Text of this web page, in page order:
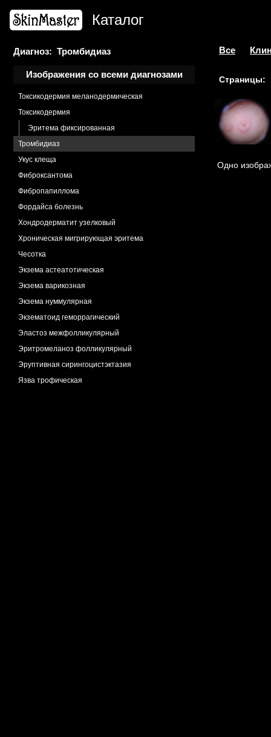
Каталог
Диагноз: Тромбидиаз
Изображения со всеми диагнозами
Сосок дополнительный
Стрии кортикостероидные
Тибьержа-Вейссенбаха синдром
Токсикодермия
Токсикодермия меланодермическая
Токсикодермия
Эритема фиксированная
Тромбидиаз
Укус клеща
Фиброксантома
Фибропапиллома
Фордайса болезнь
Хондродерматит узелковый
Хроническая мигрирующая эритема
Чесотка
Экзема астеатотическая
Экзема варикозная
Экзема нуммулярная
Экзематоид геморрагический
Эластоз межфолликулярный
Эритромеланоз фолликулярный
Эруптивная сирингоцистэктазия
Язва трофическая
Все
Страницы:
Одно